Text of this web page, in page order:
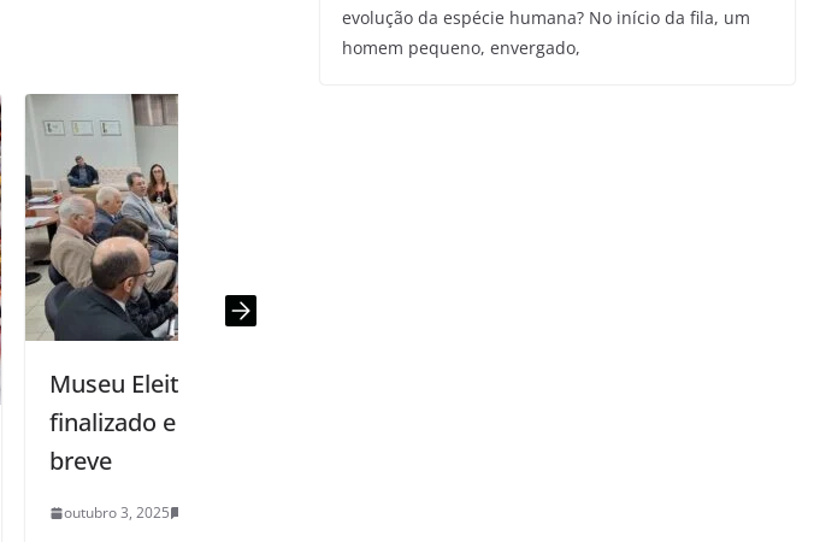
projeto
deve sair em
evolução da espécie humana? No início da fila, um
homem pequeno, envergado,